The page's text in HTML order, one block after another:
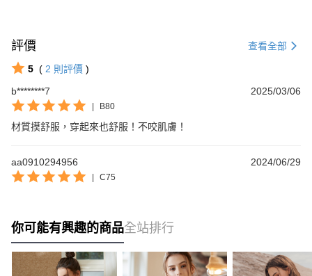
評價 查看全部
5 ( 2 則評價 )
b********7
2025/03/06
B80
材質摸舒服，穿起來也舒服！不咬肌膚！
aa0910294956 2024/06/29
C75
你可能有興趣的商品全站排行